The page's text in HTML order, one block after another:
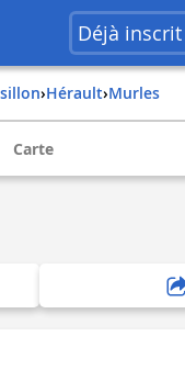
Déjà inscrit
› hérault› murles
Carte